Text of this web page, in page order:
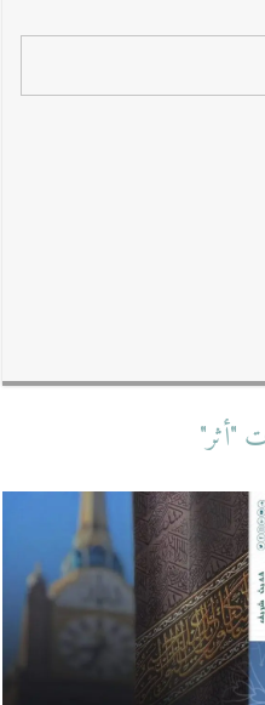
"أثر"